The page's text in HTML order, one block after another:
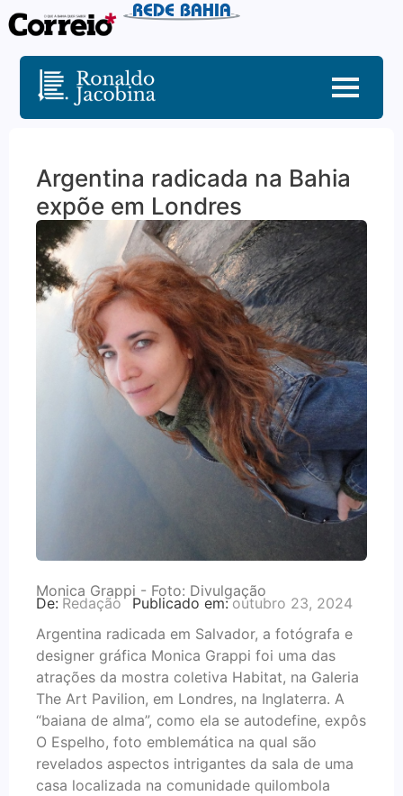
Argentina radicada na Bahia
expõe em Londres
Monica Grappi - Foto: Divulgação
De: Redação Publicado em: outubro 23, 2024
Argentina radicada em Salvador, a fotógrafa e
designer gráfica Monica Grappi foi uma das
atrações da mostra coletiva Habitat, na Galeria
The Art Pavilion, em Londres, na Inglaterra. A
“baiana de alma”, como ela se autodefine, expôs
O Espelho, foto emblemática na qual são
revelados aspectos intrigantes da sala de uma
casa localizada na comunidade quilombola